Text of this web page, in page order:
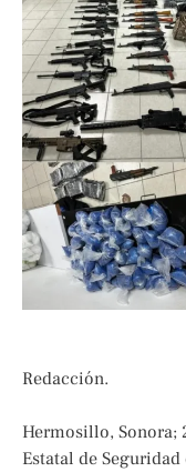
Redacción.
Hermosillo, Sonora;
Estatal de